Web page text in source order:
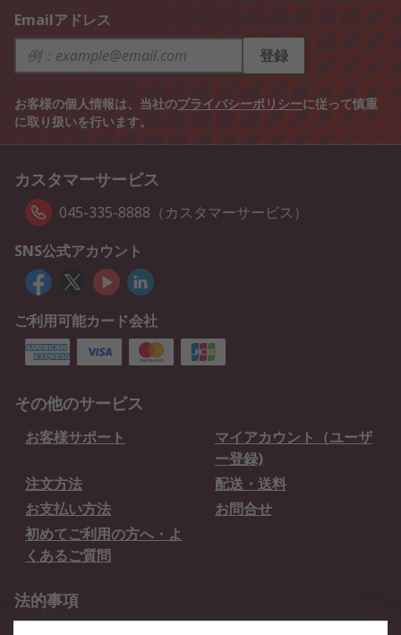
Emailアドレス
登録
お客様の個人情報は、当社のプライバシーポリシーに従って慎重
に取り扱いを行います。
カスタマーサービス
045-335-8888（カスタマーサービス）
SNS公式アカウント
ご利用可能カード会社
その他のサービス
お客様サポート
マイアカウント（ユーザ
ー登録)
注文方法
配送・送料
お支払い方法
お問合せ
初めてご利用の方へ・よ
くあるご質問
法的事項